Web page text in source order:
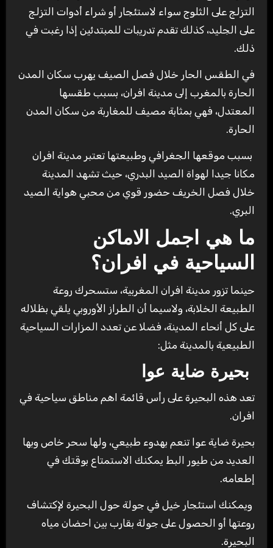
التزلج على الثلوج سواء لاستئجار أو شراء أدوات التزلج
على الجليد، كذلك تقدم تدريبات للمبتدئين إذا رغبت في
ذلك.
في الطقس الحار خلال فصل الصيف يهرب سكان المدن
الحارة بالمغرب إلى مدينة افران، بسبب طقسها
المعتدل، فهي بمثابة مصيف للمغاربة من سكان المدن
الحارة.
بسبب موقعها الجغرافي وطبيعتها تعتبر مدينة افران
مكانا جيدا لهواة الصيد البدري، حيث تشهد المدينة
خلال فصل الخريف حضور قوي من محبي هواية الصيد
البري.
ما هي اجمل الاماكن
السياحية في افران؟
حينما تزور مدينة افران المغربية، ستسحرك روعة
الطبيعة الخلابة، ولاسيما أن الطراز الأوروبي يلقي بظلاله
على كل أنحاء المدينة، فضلا عن تعدد المزارات السياحية
الطبيعية بالمدينة مثل:
بحيرة ضاية عوا
تعد هذه البحيرة على رأس قائمة اهم مناطق سياحية في
افران.
بحيرة ضاية عوا تنعم بهدوء طبيعي، ولها سحر خاص وبها
العديد من طيور البط يمكنك الاستمتاع بوقتك في
إطعامه.
ويمكنك استئجار خيل في جولة حول البحيرة لإكتشاف
روعتها أو الحصول على جولة بقارب بين احضان مياه
البحيرة.